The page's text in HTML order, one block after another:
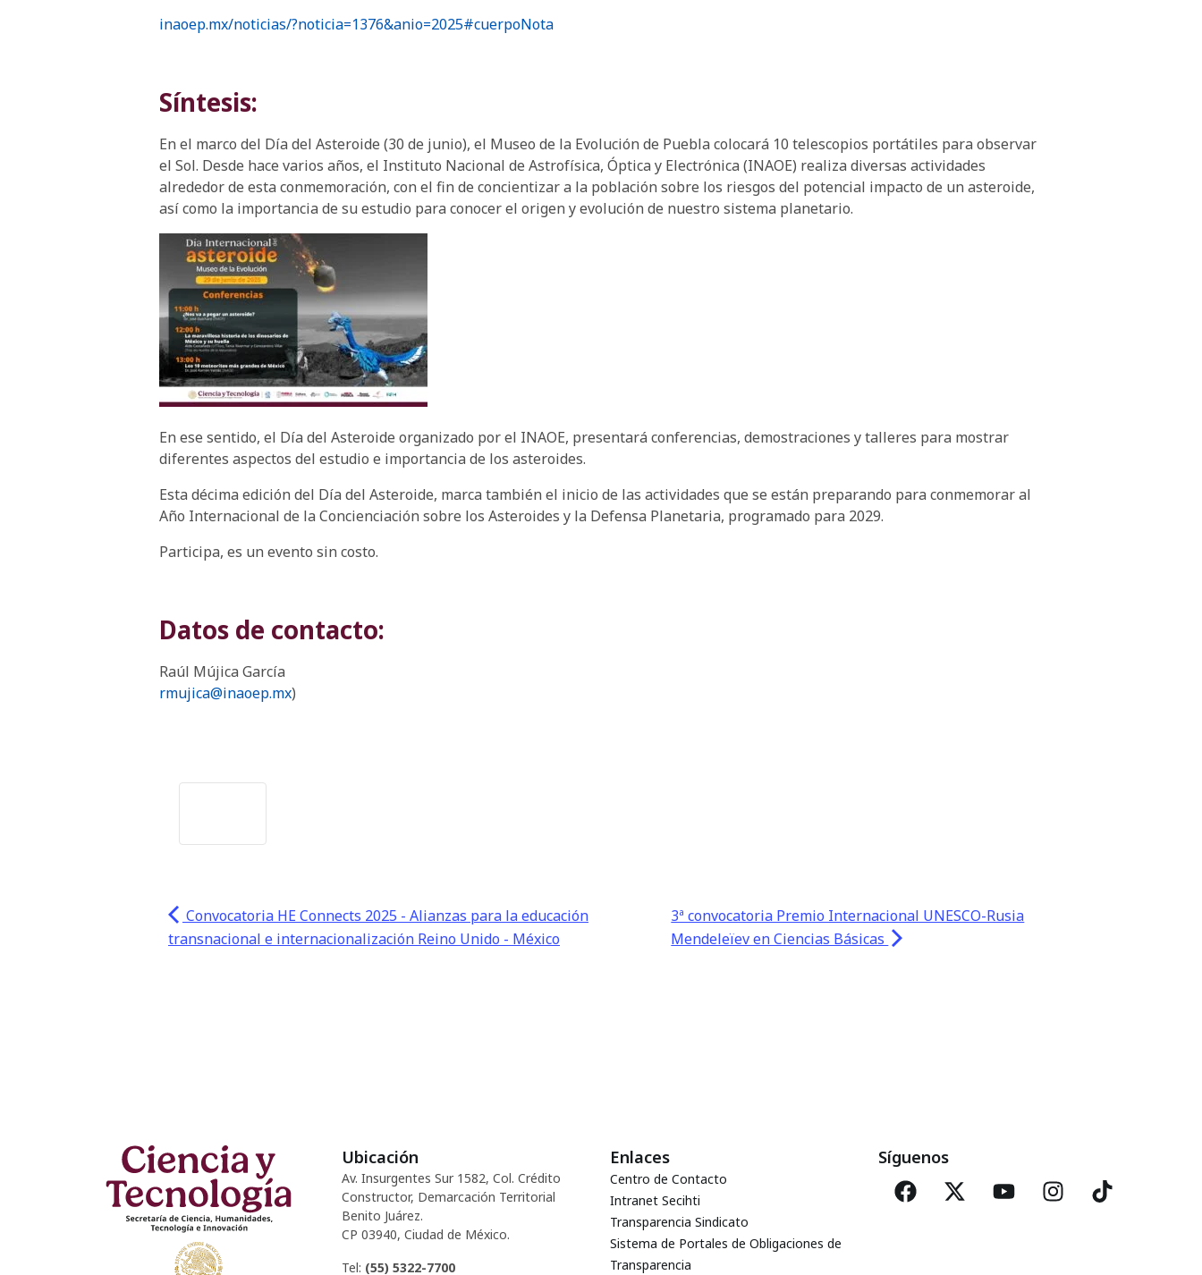
inaoep.mx/noticias/?noticia=1376&anio=2025#cuerpoNota
Síntesis:
En el marco del Día del Asteroide (30 de junio), el Museo de la Evolución de Puebla colocará 10 telescopios portátiles para observar
el Sol. Desde hace varios años, el Instituto Nacional de Astrofísica, Óptica y Electrónica (INAOE) realiza diversas actividades
alrededor de esta conmemoración, con el fin de concientizar a la población sobre los riesgos del potencial impacto de un asteroide,
así como la importancia de su estudio para conocer el origen y evolución de nuestro sistema planetario.
En ese sentido, el Día del Asteroide organizado por el INAOE, presentará conferencias, demostraciones y talleres para mostrar
diferentes aspectos del estudio e importancia de los asteroides.
Esta décima edición del Día del Asteroide, marca también el inicio de las actividades que se están preparando para conmemorar al
Año Internacional de la Concienciación sobre los Asteroides y la Defensa Planetaria, programado para 2029.
Participa, es un evento sin costo.
Datos de contacto:
Raúl Mújica García
rmujica@inaoep.mx)
Convocatoria HE Connects 2025 - Alianzas para la educación
transnacional e internacionalización Reino Unido - México
3ª convocatoria Premio Internacional UNESCO-Rusia
Mendeleïev en Ciencias Básicas
Ubicación
Av. Insurgentes Sur 1582, Col. Crédito
Constructor, Demarcación Territorial
Benito Juárez.
CP 03940, Ciudad de México.
Tel: (55) 5322-7700
Enlaces
Centro de Contacto
Intranet Secihti
Transparencia Sindicato
Sistema de Portales de Obligaciones de
Transparencia
Síguenos